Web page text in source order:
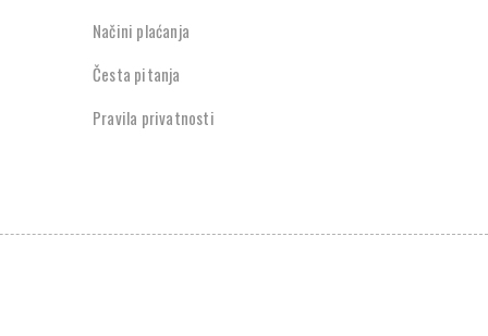
Načini plaćanja
Česta pitanja
Pravila privatnosti